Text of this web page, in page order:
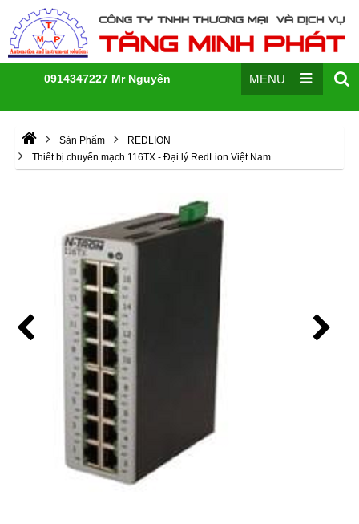
0914347227 Mr Nguyên MENU
Sản Phẩm
REDLION
Thiết bị chuyển mạch 116TX - Đại lý RedLion Việt Nam